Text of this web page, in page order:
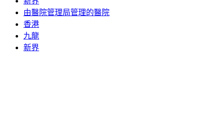
由醫院管理局管理的醫院
香港
九龍
新界